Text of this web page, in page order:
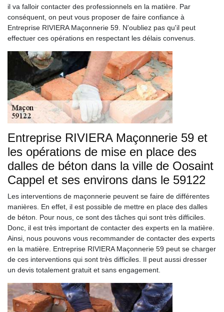
il va falloir contacter des professionnels en la matière. Par
conséquent, on peut vous proposer de faire confiance à
Entreprise RIVIERA Maçonnerie 59. N'oubliez pas qu'il peut
effectuer ces opérations en respectant les délais convenus.
Entreprise RIVIERA Maçonnerie 59 et
les opérations de mise en place des
dalles de béton dans la ville de Oosaint
Cappel et ses environs dans le 59122
Les interventions de maçonnerie peuvent se faire de différentes
manières. En effet, il est possible de mettre en place des dalles
de béton. Pour nous, ce sont des tâches qui sont très difficiles.
Donc, il est très important de contacter des experts en la matière.
Ainsi, nous pouvons vous recommander de contacter des experts
en la matière. Entreprise RIVIERA Maçonnerie 59 peut se charger
de ces interventions qui sont très difficiles. Il peut aussi dresser
un devis totalement gratuit et sans engagement.